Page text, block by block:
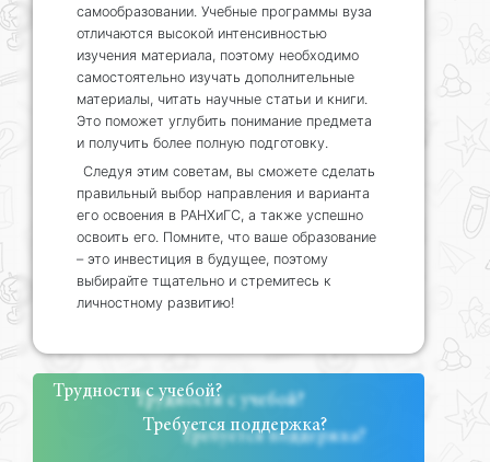
самообразовании. Учебные программы вуза
отличаются высокой интенсивностью
изучения материала, поэтому необходимо
самостоятельно изучать дополнительные
материалы, читать научные статьи и книги.
Это поможет углубить понимание предмета
и получить более полную подготовку.
Следуя этим советам, вы сможете сделать
правильный выбор направления и варианта
его освоения в РАНХиГС, а также успешно
освоить его. Помните, что ваше образование
– это инвестиция в будущее, поэтому
выбирайте тщательно и стремитесь к
личностному развитию!
Трудности с учебой?
Требуется поддержка?